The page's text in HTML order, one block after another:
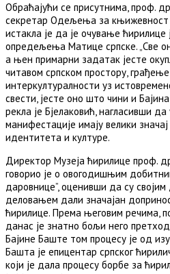
Обраћајући се присутнима, проф.
секретар Одељења за књижевност
истакла је да је очување
опредељења Матице српске. „Све
а њен примарни задатак јесте
читавом српском простору,
интеркултуралности уз
свести, јесте оно што чини и
рекла је Бјелаковић, нагласивши да
манифестације имају велики
идентитета и културе.
Директор Музеја ћирилице проф.
говорио је о овогодишњим
даровнице”, оценивши да су
деловањем дали значајан
ћирилице. Према његовим речима,
данас је знатно бољи него
Бајине Баште том процесу је од
Башта је епицентар српског
који је дала процесу борбе за